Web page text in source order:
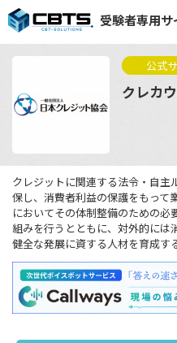
受験者専用サ
公式
クレカ
クレジットに関連する法令・自
保し、消費者利益の保護をもって
においてその体制整備のための
組みを行うとともに、対外的には
健全な発展に資する人材を育成す